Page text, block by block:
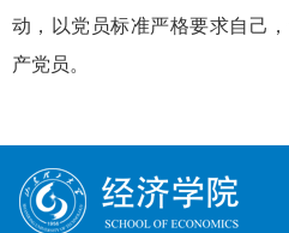
动，以党员标准严格要求自己
产党员。